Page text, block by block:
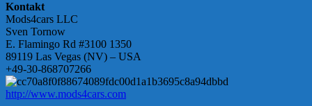
Kontakt
Mods4cars LLC
Sven Tornow
E. Flamingo Rd #3100 1350
89119 Las Vegas (NV) – USA
+49-30-868707266
http://www.mods4cars.com